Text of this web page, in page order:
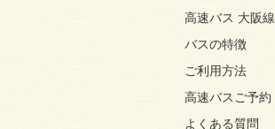
高速バス 大阪線
バスの特徴
ご利用方法
高速バスご予約
よくある質問